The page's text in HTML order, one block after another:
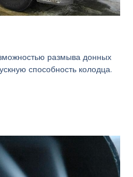
размыва донных
способность колодца.